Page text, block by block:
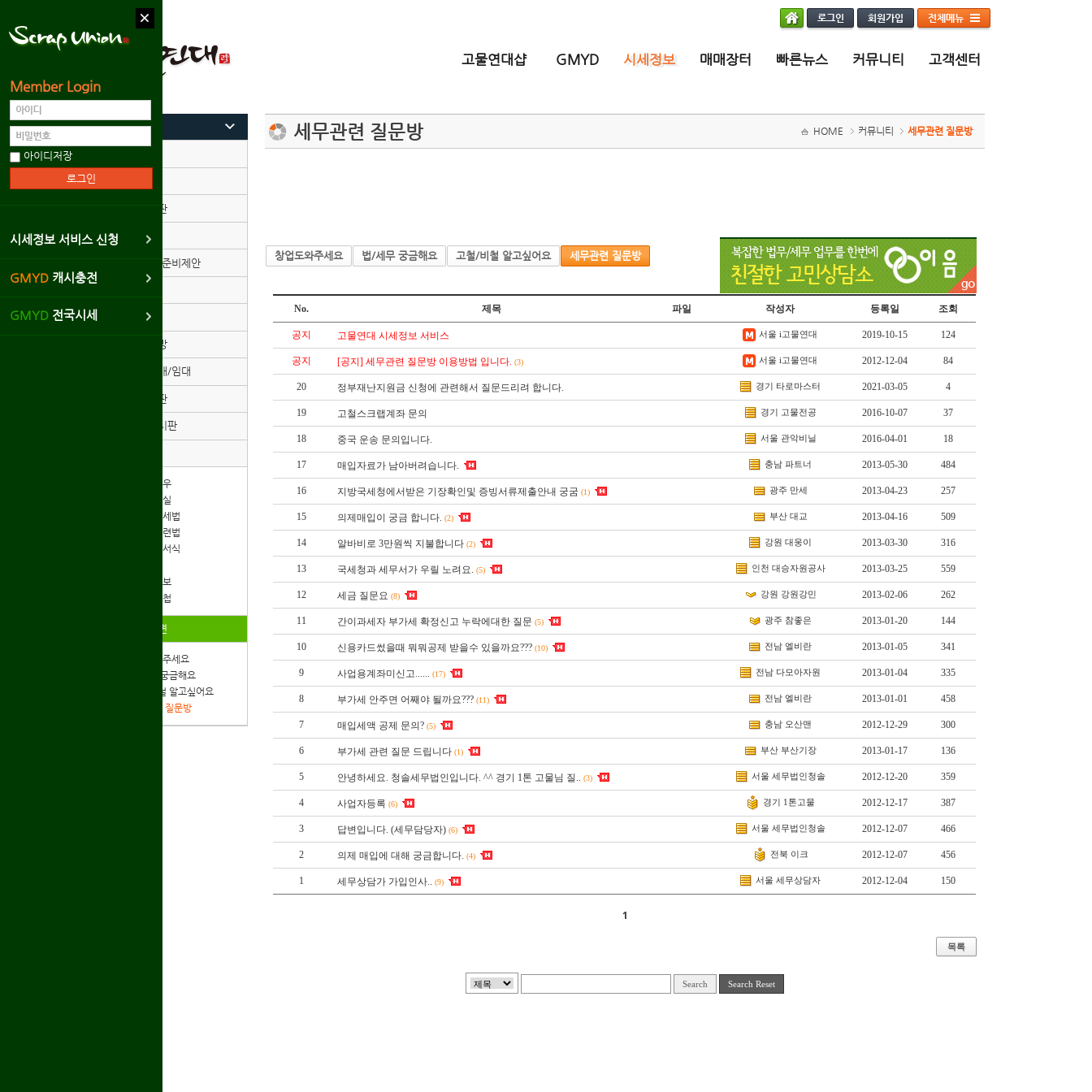
Member Login
아이디저장
시세정보 서비스 신청
GMYD 캐시충전
GMYD 전국시세
고물연대샵 GMYD 시세정보 매매장터 빠른뉴스 커뮤니티 고객센터
커뮤니티
자유게시판
고비일기
협동조합/준비제안
사건사고
회원사진방
부동산매매/임대
익명게시판
경조사게시판
+ 고비노하우
+ 고비자료실
+ 고물관련세법
+ 고물상관련법
+ 각종업무서식
+ 부동산정보
+ 고물사진첩
질문과답변
+ 창업도와주세요
+ 법/세무 궁금해요
+ 고철/비철 알고싶어요
+ 세무관련 질문방
세무관련 질문방 HOME 커뮤니티 세무관련 질문방
창업도와주세요 법/세무 궁금해요 고철/비철 알고싶어요 세무관련 질문방
No. 제목 파일 작성자 등록일 조회
공지 고물연대 시세정보 서비스 서울 i고물연대 2019-10-15 124
공지 [공지] 세무관련 질문방 이용방법 입니다. (3) 서울 i고물연대 2012-12-04 84
20 정부재난지원금 신청에 관련해서 질문드리려 합니다. 경기 타로마스터 2021-03-05 4
19 고철스크랩계좌 문의 경기 고물전공 2016-10-07 37
18 중국 운송 문의입니다. 서울 관악비닐 2016-04-01 18
17 매입자료가 남아버려습니다. 충남파트너 2013-05-30 484
16 지방국세청에서받은 기장확인및 증빙서류제출안내 궁굼 (1) 광주 만세 2013-04-23 257
15 의제매입이 궁금 합니다. (2) 부산 대교 2013-04-16 509
14 알바비로 3만원씩 지불합니다 (2) 강원대웅이 2013-03-30 316
13 국세청과 세무서가 우릴 노려요. (5) 인천 대승자원공사 2013-03-25 559
12 세금 질문요 (8) 강원 강원강민 2013-02-06 262
11 간이과세자 부가세 확정신고 누락에대한 질문 (5) 광주 참좋은 2013-01-20 144
10 신용카드썼을때 뭐뭐공제 받을수 있을까요??? (10) 전남엘비란 2013-01-05 341
9 사업용계좌미신고...... (17) 전남 다모아자원 2013-01-04 335
8 부가세 안주면 어째야 될까요??? (11) 전남엘비란 2013-01-01 458
7 매입세액 공제 문의? (5) 충남 오산맨 2012-12-29 300
6 부가세 관련 질문 드립니다 (1) 부산 부산기장 2013-01-17 136
5 안녕하세요. 청솔세무법인입니다. ^^ 경기 1톤 고물님 질.. (3) 서울 세무법인청솔 2012-12-20 359
4 사업자등록 (6) 경기 1톤고물 2012-12-17 387
3 답변입니다. (세무담당자) (6) 서울 세무법인청솔 2012-12-07 466
2 의제 매입에 대해 궁금합니다. (4) 전북 이크 2012-12-07 456
1 세무상담가 가입인사.. (9) 서울세무상담자 2012-12-04 150
1
목록